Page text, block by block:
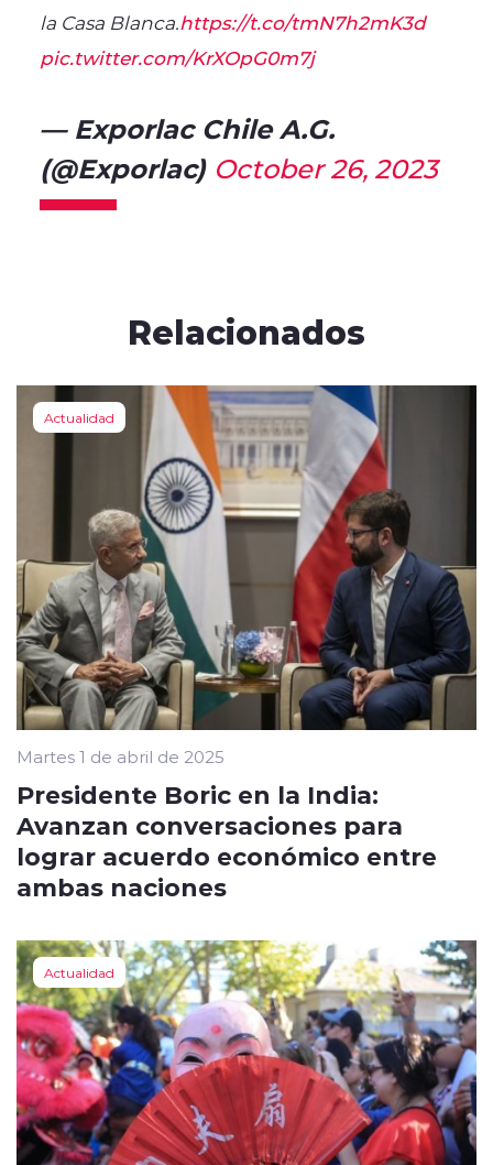
la Casa Blanca.https://t.co/tmN7h2mK3d
pic.twitter.com/KrXOpG0m7j
— Exporlac Chile A.G.
(@Exporlac) October 26, 2023
Relacionados
Actualidad
Martes 1 de abril de 2025
Presidente Boric en la India:
Avanzan conversaciones para
lograr acuerdo económico entre
ambas naciones
Actualidad